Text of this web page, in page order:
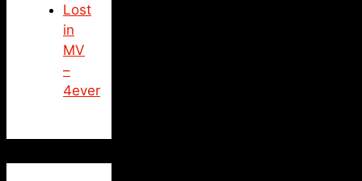
Lost
in
MV
–
4ever